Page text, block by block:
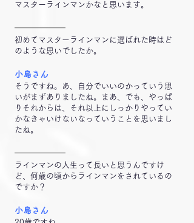
マスターラインマンかなと思います。
━━━━━━
初めてマスターラインマンに選ばれた時はど
のような思いでしたか。
小島さん
そうですね。あ、自分でいいのかっていう思
いがまずありましたね。まあ、でも、やっぱ
りそれからは、それ以上にしっかりやってい
かなきゃいけないなっていうことを思いまし
たね。
━━━━━━
ラインマンの人生って長いと思うんですけ
ど、何歳の頃からラインマンをされているの
ですか？
小島さん